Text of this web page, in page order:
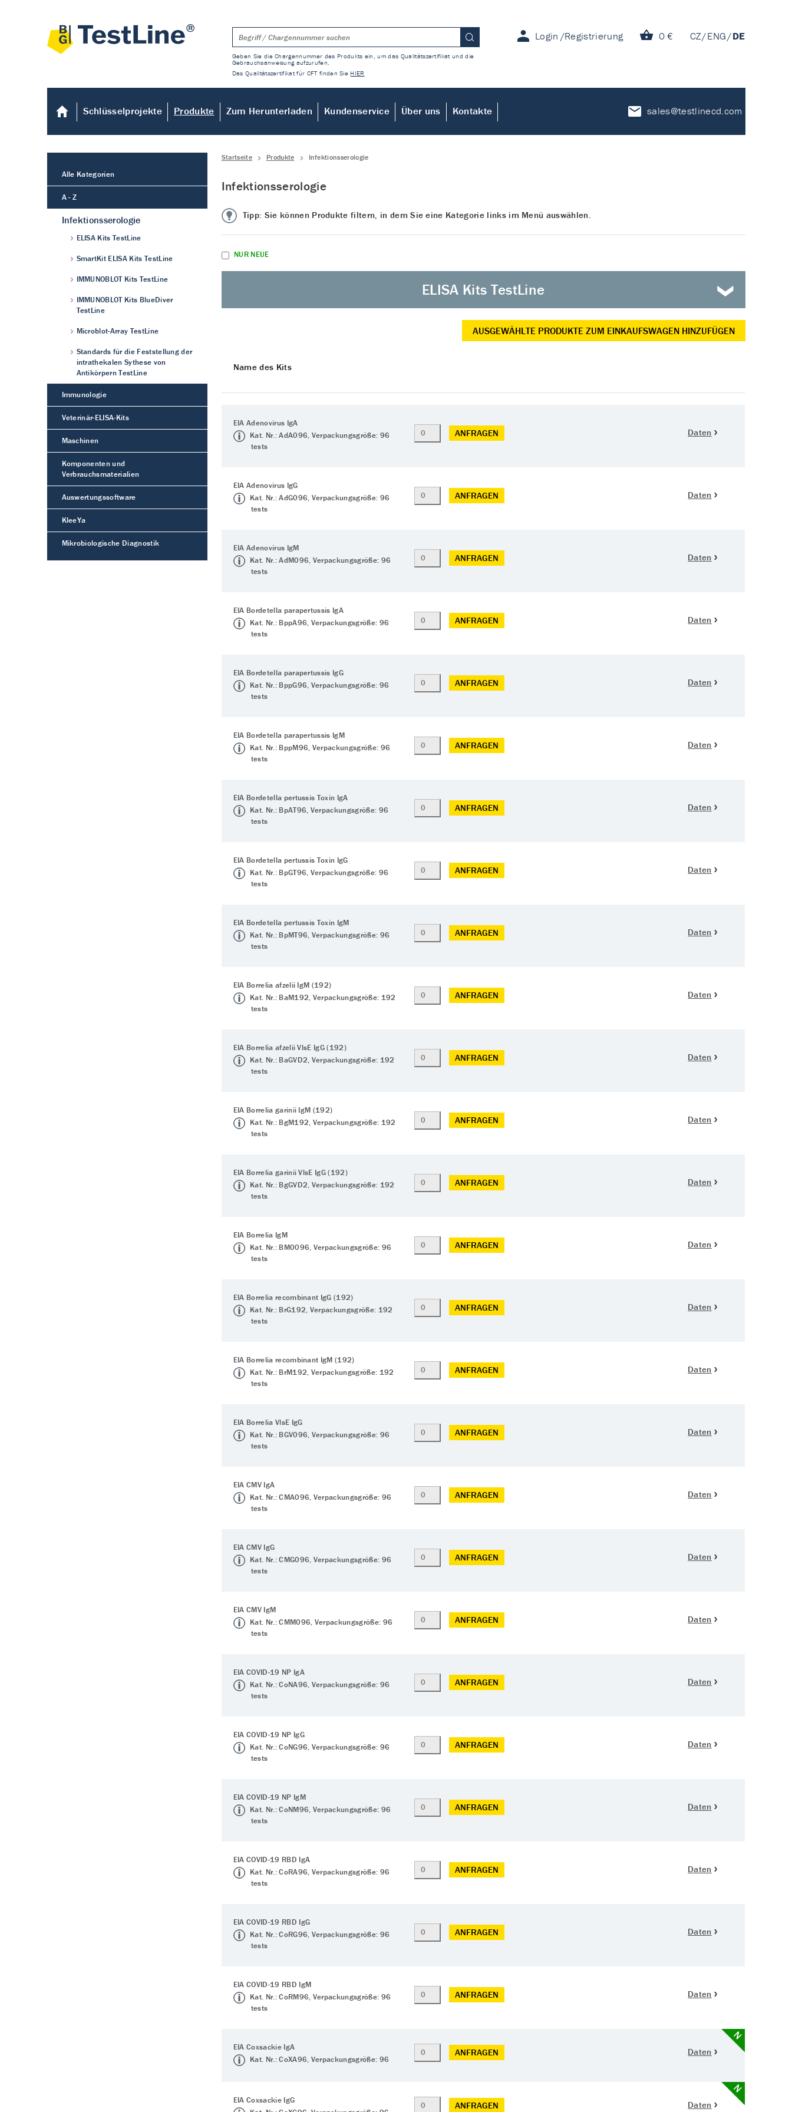
Login Registrierung 0 € CZ ENG DE
Geben Sie die Chargennummer des Produkts ein, um das Qualitätszertifikat und die
Gebrauchsanweisung aufzurufen.
Das Qualitätszertifikat für CFT finden Sie HIER
Schlüsselprojekte Produkte Zum Herunterladen Kundenservice Über uns Kontakte sales@testlinecd.com
Startseite Produkte Infektionsserologie
Infektionsserologie
Tipp: Sie können Produkte filtern, in dem Sie eine Kategorie links im Menü auswählen.
NUR NEUE
ELISA Kits TestLine
AUSGEWÄHLTE PRODUKTE ZUM EINKAUFSWAGEN HINZUFÜGEN
Name des Kits
EIA Adenovirus IgA
Kat. Nr.: AdA096, Verpackungsgröße: 96
tests
ANFRAGEN Daten
EIA Adenovirus IgG
Kat. Nr.: AdG096, Verpackungsgröße: 96
tests
ANFRAGEN Daten
EIA Adenovirus IgM
Kat. Nr.: AdM096, Verpackungsgröße: 96
tests
ANFRAGEN Daten
EIA Bordetella parapertussis IgA
Kat. Nr.: BppA96, Verpackungsgröße: 96
tests
ANFRAGEN Daten
EIA Bordetella parapertussis IgG
Kat. Nr.: BppG96, Verpackungsgröße: 96
tests
ANFRAGEN Daten
EIA Bordetella parapertussis IgM
Kat. Nr.: BppM96, Verpackungsgröße: 96
tests
ANFRAGEN Daten
EIA Bordetella pertussis Toxin IgA
Kat. Nr.: BpAT96, Verpackungsgröße: 96
tests
ANFRAGEN Daten
EIA Bordetella pertussis Toxin IgG
Kat. Nr.: BpGT96, Verpackungsgröße: 96
tests
ANFRAGEN Daten
EIA Bordetella pertussis Toxin IgM
Kat. Nr.: BpMT96, Verpackungsgröße: 96
tests
ANFRAGEN Daten
EIA Borrelia afzelii IgM (192)
Kat. Nr.: BaM192, Verpackungsgröße: 192
tests
ANFRAGEN Daten
EIA Borrelia afzelii VlsE IgG (192)
Kat. Nr.: BaGVD2, Verpackungsgröße: 192
tests
ANFRAGEN Daten
EIA Borrelia garinii IgM (192)
Kat. Nr.: BgM192, Verpackungsgröße: 192
tests
ANFRAGEN Daten
EIA Borrelia garinii VlsE IgG (192)
Kat. Nr.: BgGVD2, Verpackungsgröße: 192
tests
ANFRAGEN Daten
EIA Borrelia IgM
Kat. Nr.: BM0096, Verpackungsgröße: 96
tests
ANFRAGEN Daten
EIA Borrelia recombinant IgG (192)
Kat. Nr.: BrG192, Verpackungsgröße: 192
tests
ANFRAGEN Daten
EIA Borrelia recombinant IgM (192)
Kat. Nr.: BrM192, Verpackungsgröße: 192
tests
ANFRAGEN Daten
EIA Borrelia VlsE IgG
Kat. Nr.: BGV096, Verpackungsgröße: 96
tests
ANFRAGEN Daten
EIA CMV IgA
Kat. Nr.: CMA096, Verpackungsgröße: 96
tests
ANFRAGEN Daten
EIA CMV IgG
Kat. Nr.: CMG096, Verpackungsgröße: 96
tests
ANFRAGEN Daten
EIA CMV IgM
Kat. Nr.: CMM096, Verpackungsgröße: 96
tests
ANFRAGEN Daten
EIA COVID-19 NP IgA
Kat. Nr.: CoNA96, Verpackungsgröße: 96
tests
ANFRAGEN Daten
EIA COVID-19 NP IgG
Kat. Nr.: CoNG96, Verpackungsgröße: 96
tests
ANFRAGEN Daten
EIA COVID-19 NP IgM
Kat. Nr.: CoNM96, Verpackungsgröße: 96
tests
ANFRAGEN Daten
EIA COVID-19 RBD IgA
Kat. Nr.: CoRA96, Verpackungsgröße: 96
tests
ANFRAGEN Daten
EIA COVID-19 RBD IgG
Kat. Nr.: CoRG96, Verpackungsgröße: 96
tests
ANFRAGEN Daten
EIA COVID-19 RBD IgM
Kat. Nr.: CoRM96, Verpackungsgröße: 96
tests
ANFRAGEN Daten
EIA Coxsackie IgA
Kat. Nr.: CoXA96, Verpackungsgröße: 96
ANFRAGEN Daten
N
EIA Coxsackie IgG
ANFRAGEN Daten
N
Alle Kategorien
A - Z
Infektionsserologie
ELISA Kits TestLine
SmartKit ELISA Kits TestLine
IMMUNOBLOT Kits TestLine
IMMUNOBLOT Kits BlueDiver
TestLine
Microblot-Array TestLine
Standards für die Feststellung der
intrathekalen Sythese von
Antikörpern TestLine
Immunologie
Veterinär-ELISA-Kits
Maschinen
Komponenten und
Verbrauchsmaterialien
Auswertungssoftware
KleeYa
Mikrobiologische Diagnostik